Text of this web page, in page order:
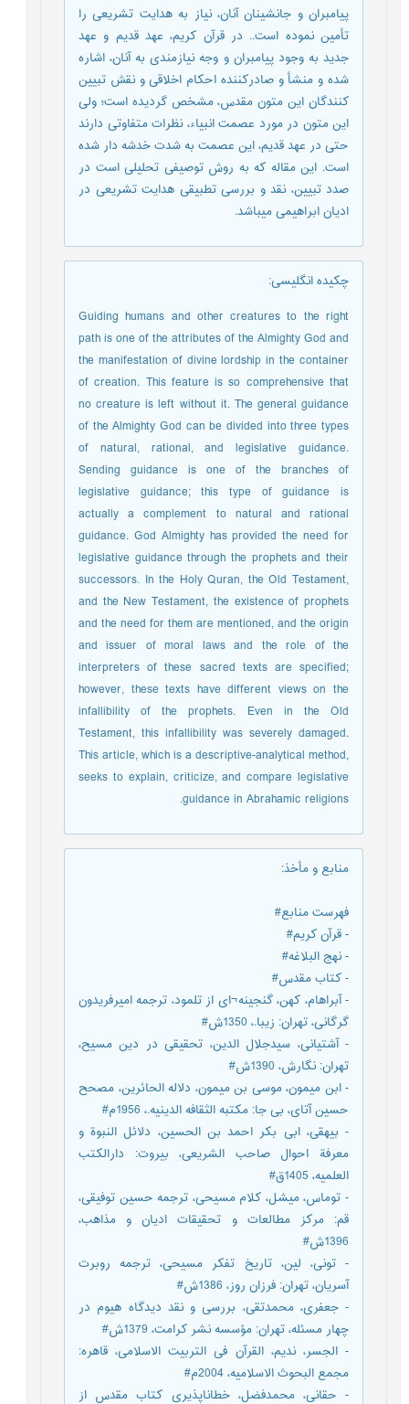
پیامبران و جانشینان آنان، نیاز به هدایت تشریعی را
تأمین نموده است.. در قرآن کریم، عهد قدیم و عهد
جدید به وجود پیامبران و وجه نیازمندی به آنان، اشاره
شده و منشأ و صادرکننده احکام اخلاقی و نقش تبیین
کنندگان این متون مقدس، مشخص گردیده است؛ ولی
این متون در مورد عصمت انبیاء، نظرات متفاوتی دارند
حتی در عهد قدیم، این عصمت به شدت خدشه دار شده
است. این مقاله که به روش توصیفی تحلیلی است در
صدد تبیین، نقد و بررسی تطبیقی هدایت تشریعی در
ادیان ابراهیمی می­باشد.
چکیده انگلیسی:
Guiding humans and other creatures to the right
path is one of the attributes of the Almighty God and
the manifestation of divine lordship in the container
of creation. This feature is so comprehensive that
no creature is left without it. The general guidance
of the Almighty God can be divided into three types
of natural, rational, and legislative guidance.
Sending guidance is one of the branches of
legislative guidance; this type of guidance is
actually a complement to natural and rational
guidance. God Almighty has provided the need for
legislative guidance through the prophets and their
successors. In the Holy Quran, the Old Testament,
and the New Testament, the existence of prophets
and the need for them are mentioned, and the origin
and issuer of moral laws and the role of the
interpreters of these sacred texts are specified;
however, these texts have different views on the
infallibility of the prophets. Even in the Old
Testament, this infallibility was severely damaged.
This article, which is a descriptive-analytical method,
seeks to explain, criticize, and compare legislative
guidance in Abrahamic religions.
منابع و مأخذ:
فهرست منابع#
- قرآن کریم#
- نهج البلاغه#
- کتاب مقدس#
- آبراهام، کهن، گنجینه¬ای از تلمود، ترجمه امیرفریدون
گرگانی، تهران: زیبا.، 1350ش#
- آشتیانی، سیدجلال الدین، تحقیقی در دین مسیح،
تهران: نگارش، 1390ش#
- ابن میمون، موسی بن میمون، دلاله الحائرین، مصحح
حسین آتای، بی جا: مکتبه الثقافه الدینیه.، 1956م#
- بیهقی، ابی بکر احمد بن الحسین، دلائل النبوة و
معرفة احوال صاحب الشریعی، بیروت: دارالکتب
العلمیه، 1405ق#
- توماس، میشل، کلام مسیحی، ترجمه حسین توفیقی،
قم: مرکز مطالعات و تحقیقات ادیان و مذاهب،
1396ش#
- تونی، لین، تاریخ تفکر مسیحی، ترجمه روبرت
آسریان، تهران: فرزان روز، 1386ش#
- جعفری، محمدتقی، بررسی و نقد دیدگاه هیوم در
چهار مسئله، تهران: مؤسسه نشر کرامت، 1379ش#
- الجسر، ندیم، القرآن فی التربیت الاسلامی، قاهره:
مجمع البحوث الاسلامیه، 2004م#
- حقانی، محمدفضل، خطاناپذیری کتاب مقدس از